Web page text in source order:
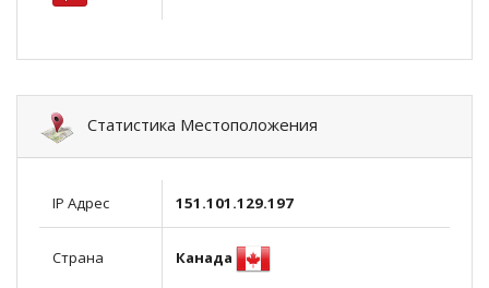
Статистика Местоположения
IP Адрес 151.101.129.197
Страна Канада